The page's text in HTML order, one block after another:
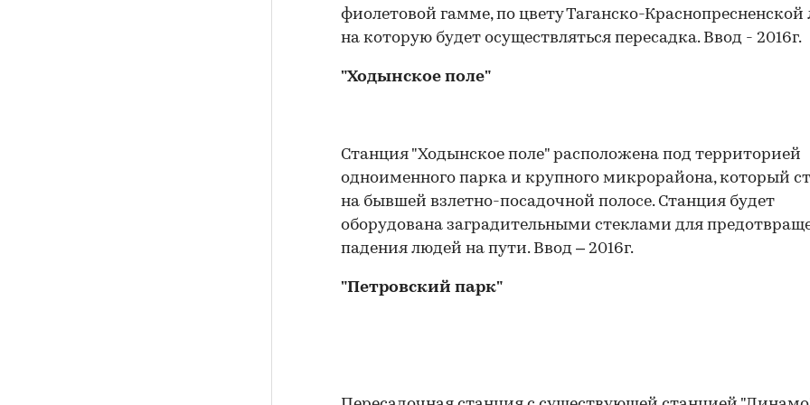
фиолетовой гамме, по цвету Таганско-Краснопресненской
на которую будет осуществляться пересадка. Ввод - 2016г.
"Ходынское поле"
Станция "Ходынское поле" расположена под территорией
одноименного парка и крупного микрорайона, который
на бывшей взлетно-посадочной полосе. Станция будет
оборудована заградительными стеклами для
падения людей на пути. Ввод – 2016г.
"Петровский парк"